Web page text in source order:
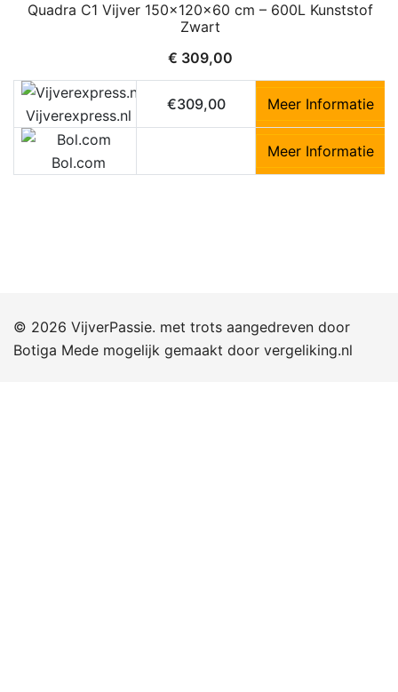
Quadra C1 Vijver 150x120x60 cm – 600L Kunststof
Zwart
€ 309,00
Vijverexpress.nl
€309,00 Meer Informatie
Bol.com
Meer Informatie
© 2026 VijverPassie. met trots aangedreven door
Botiga Mede mogelijk gemaakt door vergeliking.nl